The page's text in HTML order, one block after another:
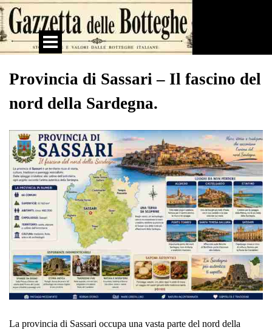
Vai ai contenuti
Salta menù
Provincia di Sassari – Il fascino del
nord della Sardegna.
La provincia di Sassari occupa una vasta parte del nord della